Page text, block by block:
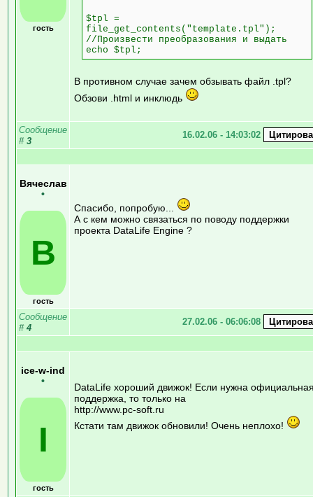
гость
$tpl =
file_get_contents("template.tpl");
//Произвести преобразования и выдать
echo $tpl;
В противном случае зачем обзывать файл .tpl?
Обзови .html и инклюдь
Сообщение
# 3
16.02.06 - 14:03:02
Вячеслав
•
В
гость
Спасибо, попробую...
А с кем можно связаться по поводу поддержки
проекта DataLife Engine ?
Сообщение
# 4
27.02.06 - 06:06:08
ice-w-ind
•
I
гость
DataLife хороший движок! Если нужна
поддержка, то только на
http://www.pc-soft.ru
Кстати там движок обновили! Очень неплохо!